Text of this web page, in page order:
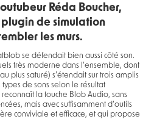
Réda Boucher,
de simulation
les murs.
se défendait bien aussi côté son.
très moderne dans l’ensemble, dont
plus saturé) s’étendait sur trois amplis
de sons selon le résultat
la touche Blob Audio, sans
mais avec suffisamment d’outils
conviviale et efficace, et qui propose